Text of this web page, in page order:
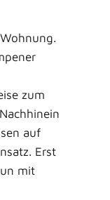
zum
auf
Erst
mit